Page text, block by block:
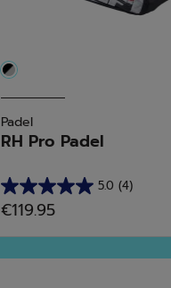
Padel
RH Pro Padel
5.0 (4)
5.0
van
de
5
€119.95